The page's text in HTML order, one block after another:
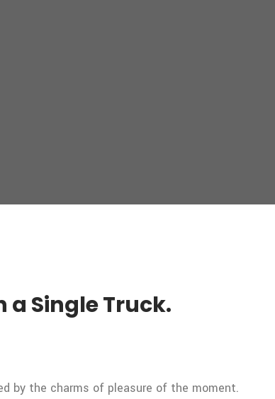
Single Truck.
by the charms of pleasure of the moment.